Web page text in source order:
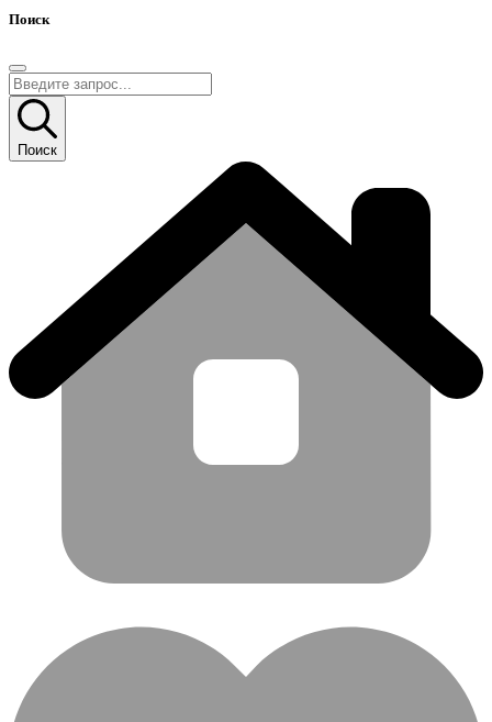
Поиск
Поиск